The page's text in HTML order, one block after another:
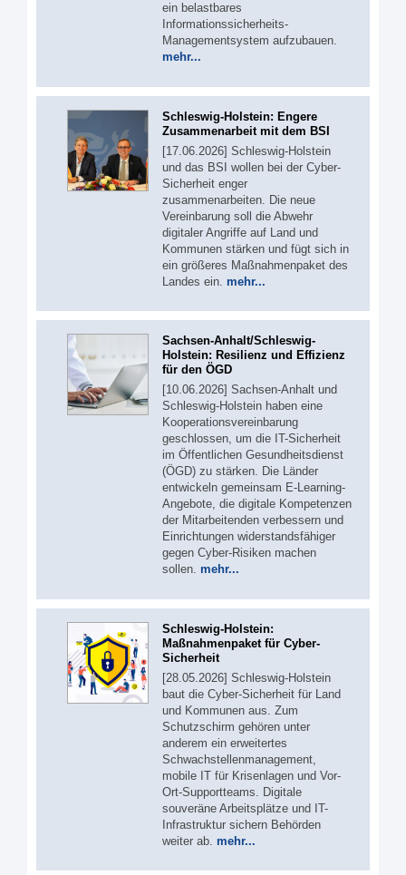
ein belastbares
Informationssicherheits-
Managementsystem aufzubauen.
mehr...
Schleswig-Holstein: Engere
Zusammenarbeit mit dem BSI
[17.06.2026] Schleswig-Holstein
und das BSI wollen bei der Cyber-
Sicherheit enger
zusammenarbeiten. Die neue
Vereinbarung soll die Abwehr
digitaler Angriffe auf Land und
Kommunen stärken und fügt sich in
ein größeres Maßnahmenpaket des
Landes ein. mehr...
Sachsen-Anhalt/Schleswig-
Holstein: Resilienz und Effizienz
für den ÖGD
[10.06.2026] Sachsen-Anhalt und
Schleswig-Holstein haben eine
Kooperationsvereinbarung
geschlossen, um die IT-Sicherheit
im Öffentlichen Gesundheitsdienst
(ÖGD) zu stärken. Die Länder
entwickeln gemeinsam E-Learning-
Angebote, die digitale Kompetenzen
der Mitarbeitenden verbessern und
Einrichtungen widerstandsfähiger
gegen Cyber-Risiken machen
sollen. mehr...
Schleswig-Holstein:
Maßnahmenpaket für Cyber-
Sicherheit
[28.05.2026] Schleswig-Holstein
baut die Cyber-Sicherheit für Land
und Kommunen aus. Zum
Schutzschirm gehören unter
anderem ein erweitertes
Schwachstellenmanagement,
mobile IT für Krisenlagen und Vor-
Ort-Supportteams. Digitale
souveräne Arbeitsplätze und IT-
Infrastruktur sichern Behörden
weiter ab. mehr...